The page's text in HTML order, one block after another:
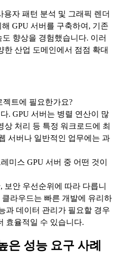
자 패턴 분석 및 그래픽 렌더
GPU 서버를 구축하여, 기존
향상을 경험했습니다. 이러
한 산업 도메인에서 점점 확대
젝트에 필요한가요?
. GPU 서버는 병렬 연산이 많
상 처리 등 특정 워크로드에 최
서버나 일반적인 업무에는 과
미스 GPU 서버 중 어떤 것이
보안 우선순위에 따라 다릅니
라우드는 빠른 개발에 유리하
과 데이터 관리가 필요할 경우
효율적일 수 있습니다.
은 성능 요구 사례